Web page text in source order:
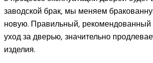
заводской брак, мы меняем
новую. Правильный, рекомендованный
уход за дверью, значительно
изделия.